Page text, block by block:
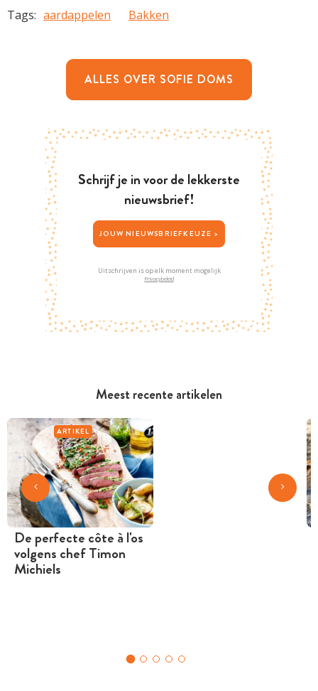
Meest recente artikelen
ARTIKEL
De perfecte côte à l'os
volgens chef Timon
Michiels
Tags: aardappelen Bakken
ALLES OVER SOFIE DOMS
Schrijf je in voor de lekkerste
nieuwsbrief!
JOUW NIEUWSBRIEFKEUZE >
Uitschrijven is op elk moment mogelijk
Privacybeleid